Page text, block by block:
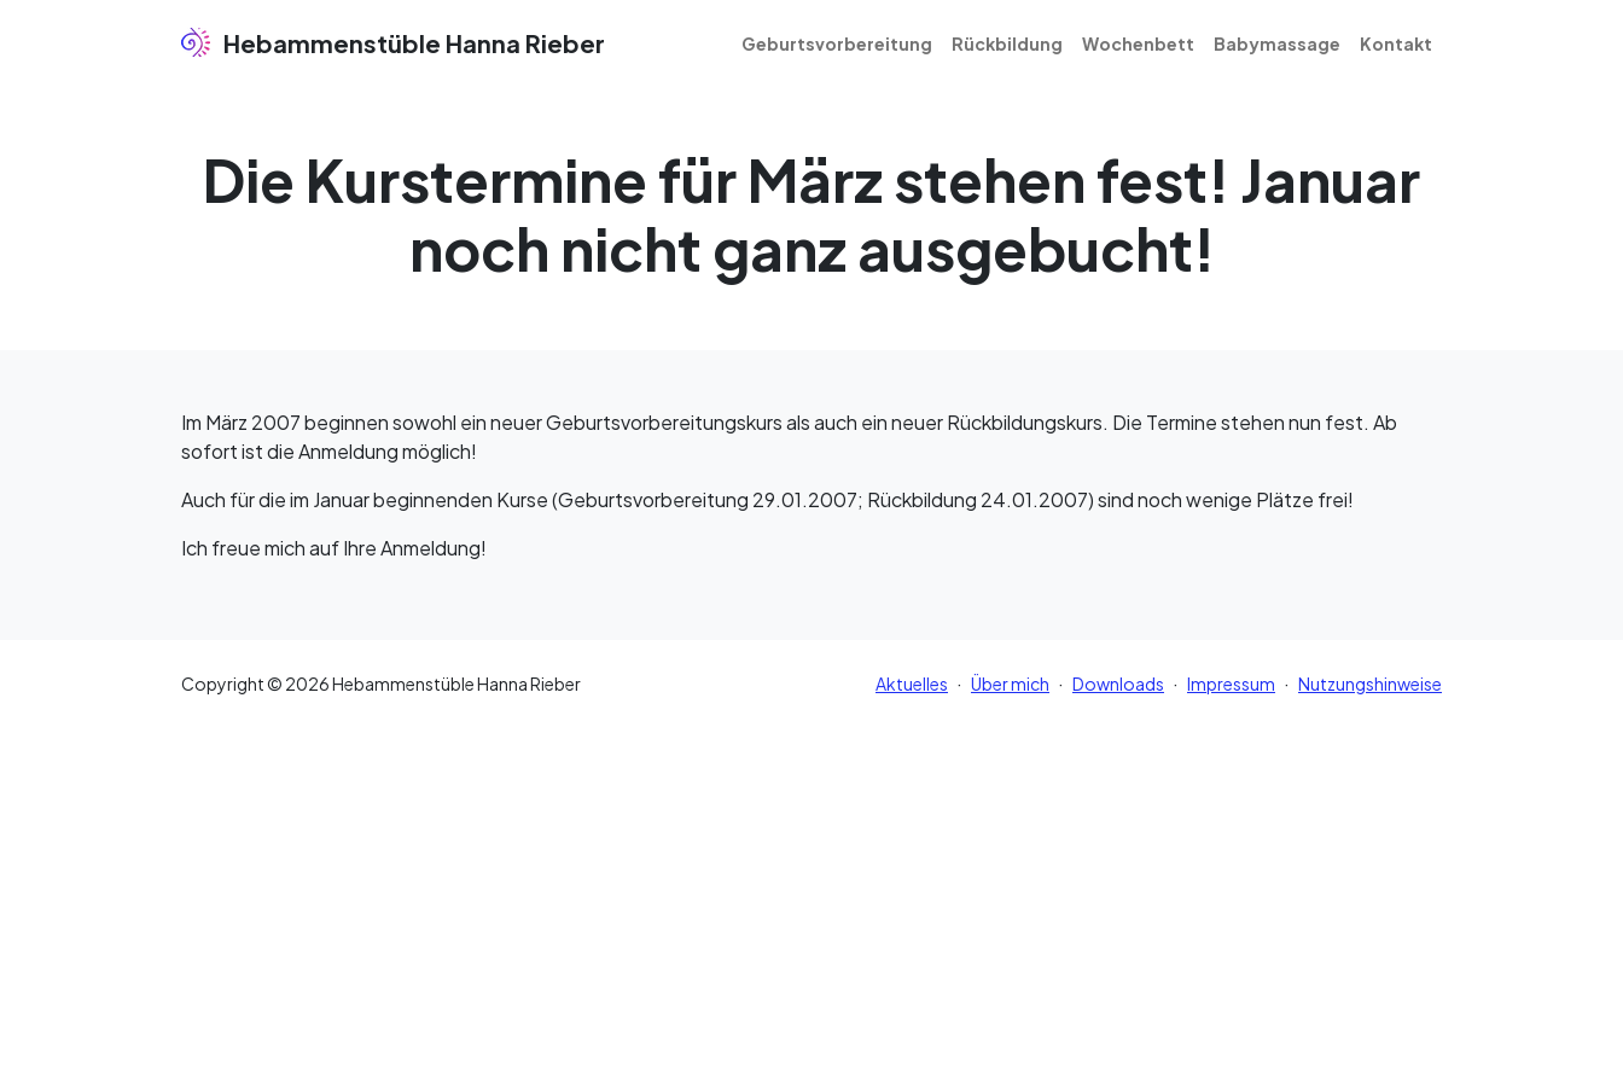
Hebammenstüble Hanna Rieber Geburtsvorbereitung Rückbildung Wochenbett Babymassage Kontakt
Die Kurstermine für März stehen fest! Januar
noch nicht ganz ausgebucht!
Im März 2007 beginnen sowohl ein neuer Geburtsvorbereitungskurs als auch ein neuer Rückbildungskurs. Die Termine stehen nun fest. Ab
sofort ist die Anmeldung möglich!
Auch für die im Januar beginnenden Kurse (Geburtsvorbereitung 29.01.2007; Rückbildung 24.01.2007) sind noch wenige Plätze frei!
Ich freue mich auf Ihre Anmeldung!
Copyright © 2026 Hebammenstüble Hanna Rieber Aktuelles · Über mich · Downloads · Impressum · Nutzungshinweise